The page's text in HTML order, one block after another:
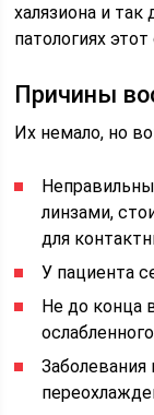
халязиона и
патологиях
Причины
Их немало, но
линзами,
для
У пациента
Не до конца
Заболевания